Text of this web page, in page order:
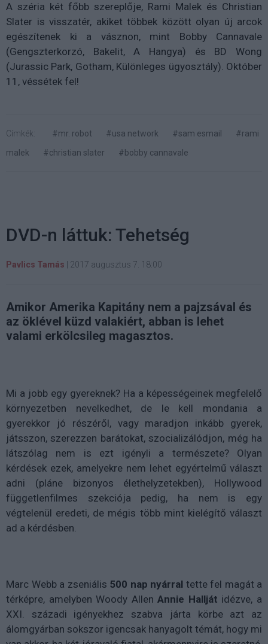
A széria két főbb szereplője, Rami Malek és Christian
Slater is visszatér, akiket többek között olyan új arcok
egészítenek ki a vásznon, mint Bobby Cannavale
(Gengszterkorzó, Bakelit, A Hangya) és BD Wong
(Jurassic Park, Gotham, Különleges ügyosztály). Október
11, véssétek fel!
Címkék: #mr. robot #usa network #sam esmail
#rami
malek
#christian slater #bobby cannavale
DVD-n láttuk: Tehetség
Pavlics Tamás 2017 augusztus 7. 18:00
Amikor Amerika Kapitány nem a pajzsával és
az öklével küzd valakiért, abban is lehet
valami erkölcsileg magasztos.
Mi a jobb egy gyereknek? Ha a képességeinek megfelelő
környezetben nevelkedhet, de le kell mondania a
gyerekkor jó részéről, vagy maradjon inkább gyerek,
játsszon, szerezzen barátokat, szocializálódjon, még ha
látszólag nem is ezt igényli a természete? Olyan
kérdések ezek, amelyekre nem lehet egyértelmű választ
adni (pláne bizonyos élethelyzetekben), Hollywood
függetlenfilmes szekciója pedig, ha nem is egy
végtelenül eredeti, de mégis több mint kielégítő választ
ad a kérdésben.
Marc Webb a zseniális 500 nap nyárral tette fel magát a
térképre, amelyben Woody AllenAnnie Hallját idézve, a
XXI. századi igényekhez szabva járta körbe azt az
álomgyárban sokszor igencsak hanyagolt témát, hogy mi